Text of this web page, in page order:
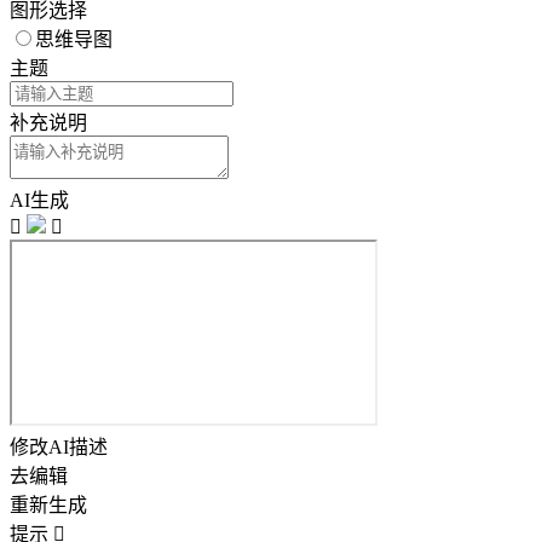
图形选择
思维导图
主题
补充说明
AI生成


修改AI描述
去编辑
重新生成
提示 